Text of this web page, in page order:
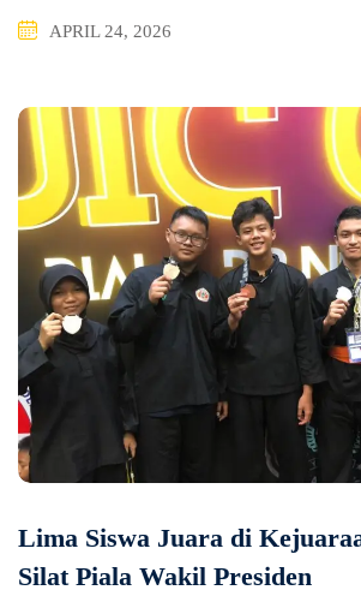
APRIL 24, 2026
Lima Siswa Juara di
Silat Piala Wakil Presiden